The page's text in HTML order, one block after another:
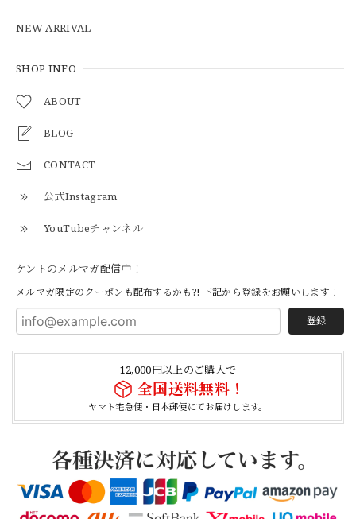
NEW ARRIVAL
SHOP INFO
ABOUT
BLOG
CONTACT
公式Instagram
YouTubeチャンネル
ケントのメルマガ配信中！
メルマガ限定のクーポンも配布するかも?! 下記から登録をお願いします！
登録
12,000円以上のご購入で
全国送料無料！
ヤマト宅急便・日本郵便にてお届けします。
GREEN
とても早く対応頂きありがとうございました。
2026/04/25
【Cooperstown Ball Cap】Made in USA Baseball Cap "1952 BIRMINGHAM BLACK BARONS" 新品 クーパーズタウンボールキャップ バーミングハムブラックバロンズ 6パネル
BLACK
2026/04/21
NAVY
2026/04/21